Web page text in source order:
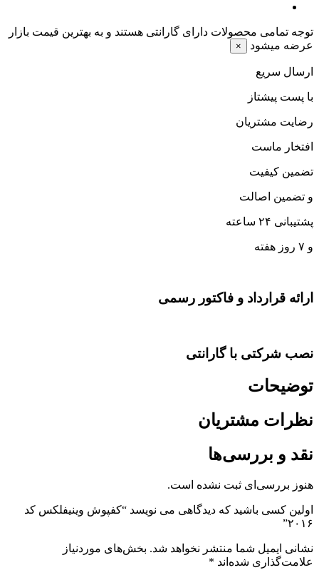
توجه تمامی محصولات دارای گارانتی هستند و به بهترین قیمت بازار
عرضه میشود
×
ارسال سریع
با پست پیشتاز
رضایت مشتریان
افتخار ماست
تضمین کیفیت
و تضمین اصالت
پشتیبانی ۲۴ ساعته
و ۷ روز هفته
ارائه قرارداد و فاکتور رسمی
نصب شرکتی با گارانتی
توضیحات
نظرات مشتریان
نقد و بررسی‌ها
هنوز بررسی‌ای ثبت نشده است.
اولین کسی باشید که دیدگاهی می نویسد “کفپوش وینیفلکس کد
۲۰۱۶”
نشانی ایمیل شما منتشر نخواهد شد. بخش‌های موردنیاز
علامت‌گذاری شده‌اند *